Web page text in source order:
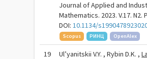
Journal of Applied and
Mathematics. 2023. V.17. N2.
DOI:10.1134/
Scopus РИНЦ OpenAlex
19 Ul’yanitskii V.Y. , Rybin D.K. ,